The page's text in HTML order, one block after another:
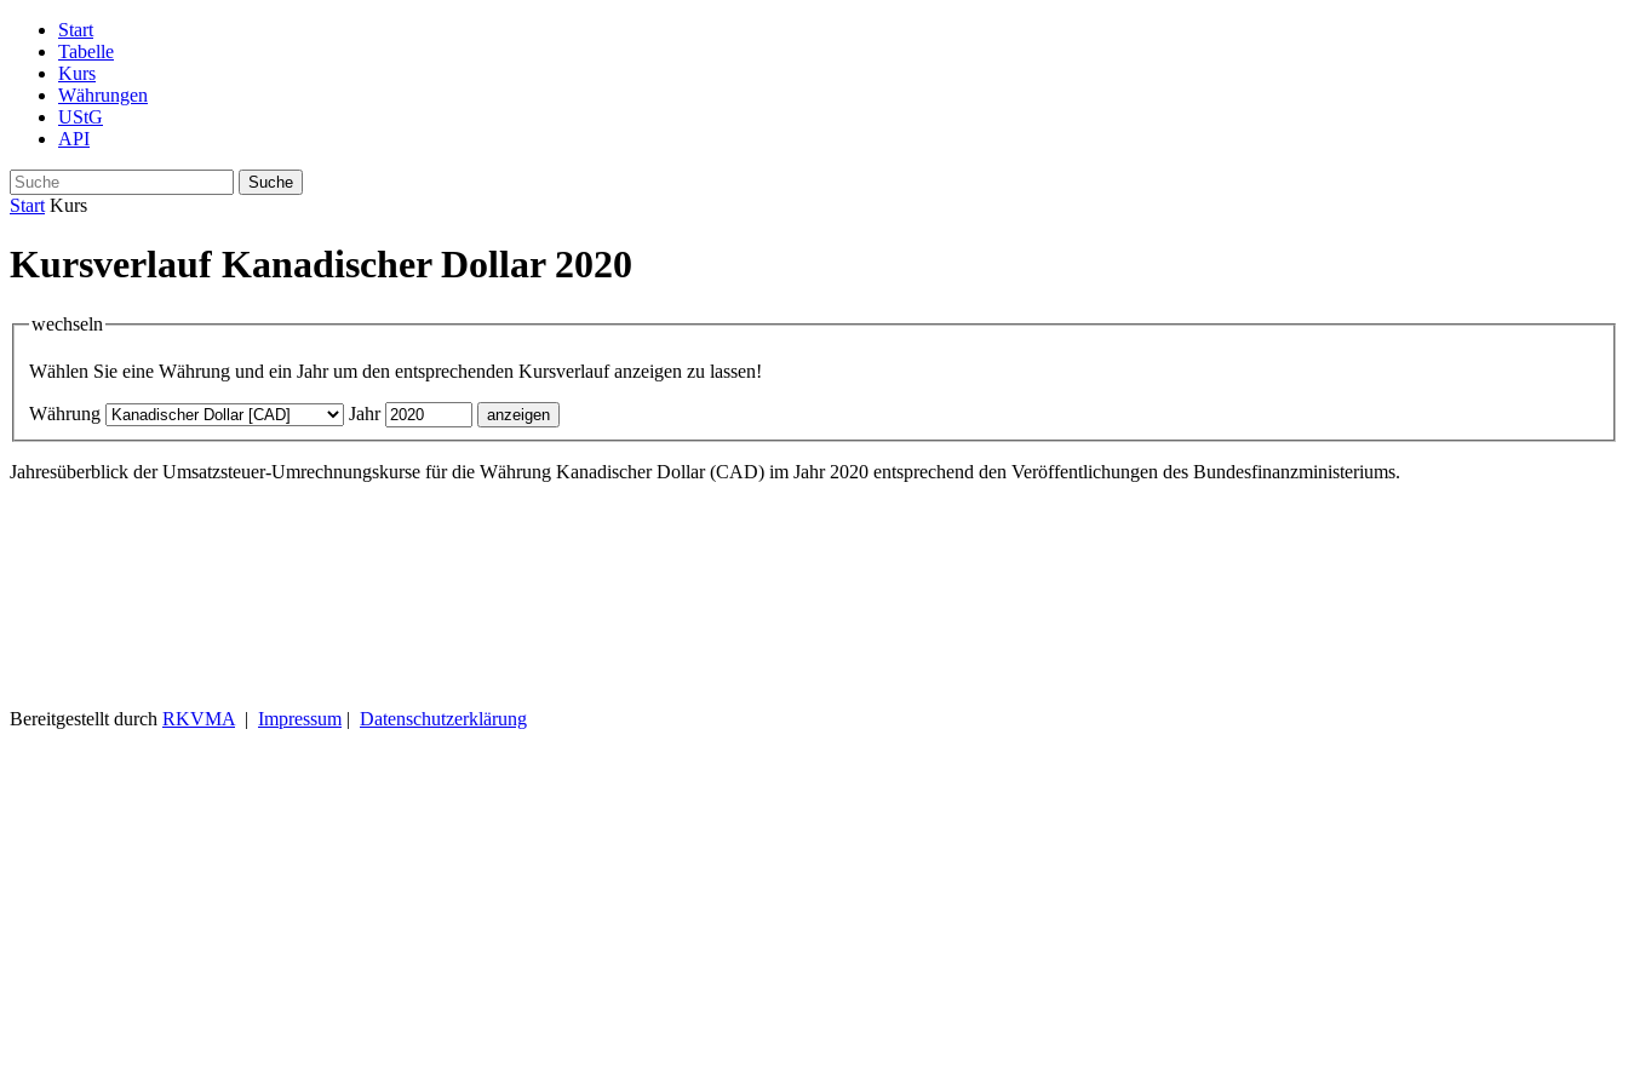
Start
Tabelle
Kurs
Währungen
UStG
API
Suche
Start Kurs
Kursverlauf Kanadischer Dollar 2020
wechseln
Wählen Sie eine Währung und ein Jahr um den entsprechenden Kursverlauf anzeigen zu lassen!
Währung Jahr
Jahresüberblick der Umsatzsteuer-Umrechnungskurse für die Währung Kanadischer Dollar (CAD) im Jahr 2020 entsprechend den Veröffentlichungen des Bundesfinanzministeriums.
Bereitgestellt durch RKVMA| Impressum Datenschutzerklärung